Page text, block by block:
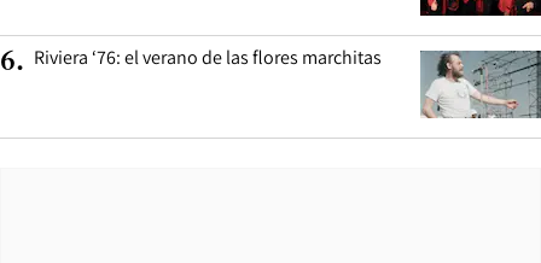
6. Riviera ‘76: el verano de las flores marchitas